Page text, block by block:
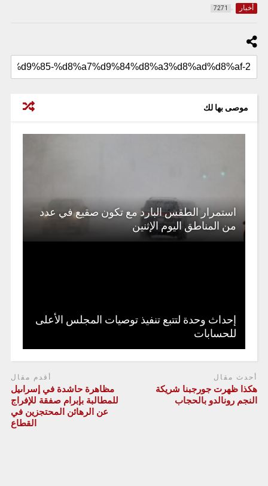
أخبار 7271
موصى بها لك
استمرار الطقس البارد مع تكون صقيع في عدد
من المناطق اليوم الإثنين
إحداث وحدة لتتبع تنفيذ توصيات المجلس الأعلى
للحسابات
أحدث مقال
هكذا ظهرت جورجبنا شريكة
النجم رونالدو بالحجاب
أقدم مقال
مظاهرة حاشدة في إسراىيل
للمطالبة بإبرام صفقة للإفراج
عن الرهائن المحتجزين في
القطاع